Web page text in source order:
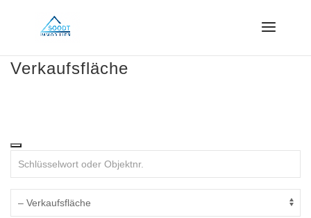
Verkaufsfläche